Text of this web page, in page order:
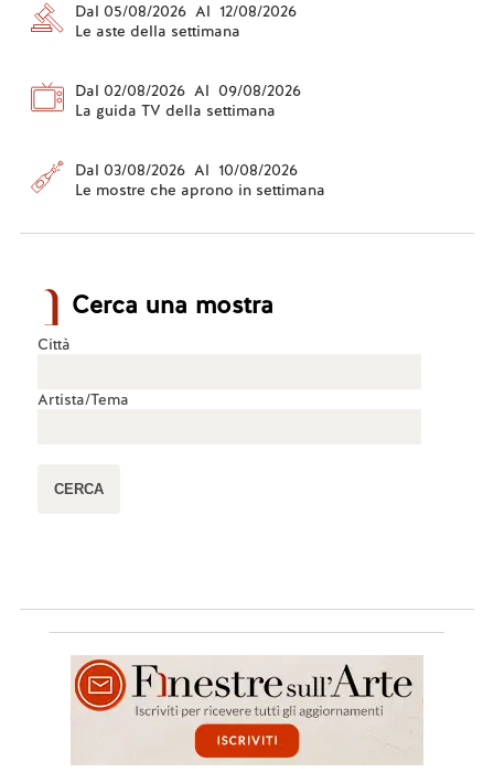
Dal 05/08/2026 Al 12/08/2026
Le aste della settimana
Dal 02/08/2026 Al 09/08/2026
La guida TV della settimana
Dal 03/08/2026 Al 10/08/2026
Le mostre che aprono in settimana
Cerca una mostra
Città
Artista/Tema